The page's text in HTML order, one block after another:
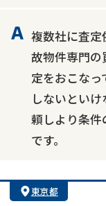
複数社に査
故物件専門の
定をおこな
しないとい
頼しより条
です。
東京都